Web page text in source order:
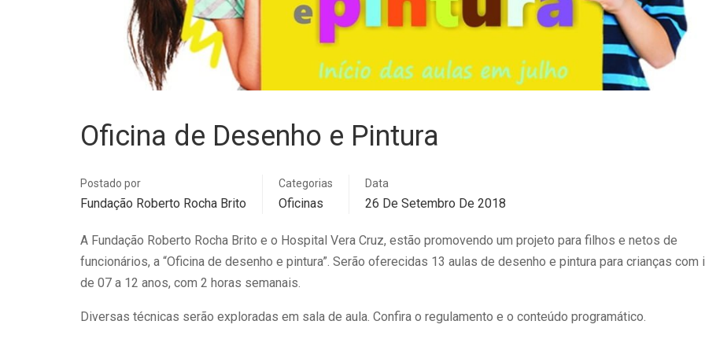
Oficina de Desenho e Pintura
Postado por
Fundação Roberto Rocha Brito
Categorias
Oficinas
Data
26 De Setembro De 2018
A Fundação Roberto Rocha Brito e o Hospital Vera Cruz, estão promovendo um projeto para filhos e netos de
funcionários, a “Oficina de desenho e pintura”. Serão oferecidas 13 aulas de desenho e pintura para crianças com
de 07 a 12 anos, com 2 horas semanais.
Diversas técnicas serão exploradas em sala de aula. Confira o regulamento e o conteúdo programático.